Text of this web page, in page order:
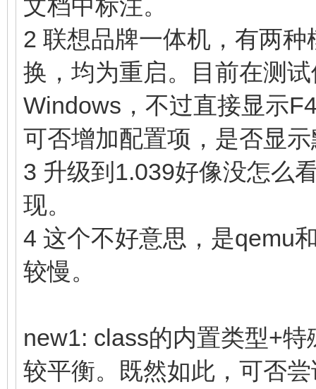
文档中标注。
2 联想品牌一体机，有两
换，均为重启。目前在测
Windows，不过直接显示
可否增加配置项，是否显
3 升级到1.039好像没怎么
现。
4 这个不好意思，是qemu
较慢。
new1: class的内置类型+
较平衡。既然如此，可否